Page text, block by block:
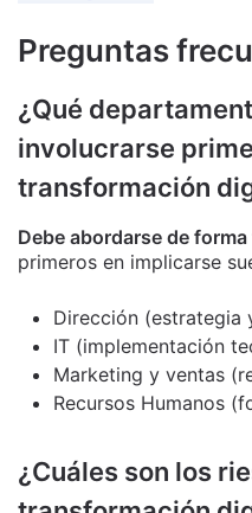
Preguntas
¿Qué
involucrarse
transformación
Debe abordarse de
primeros en implicarse
Dirección (estrategia
IT (implementación
Marketing y ventas
Recursos Humanos
¿Cuáles son los